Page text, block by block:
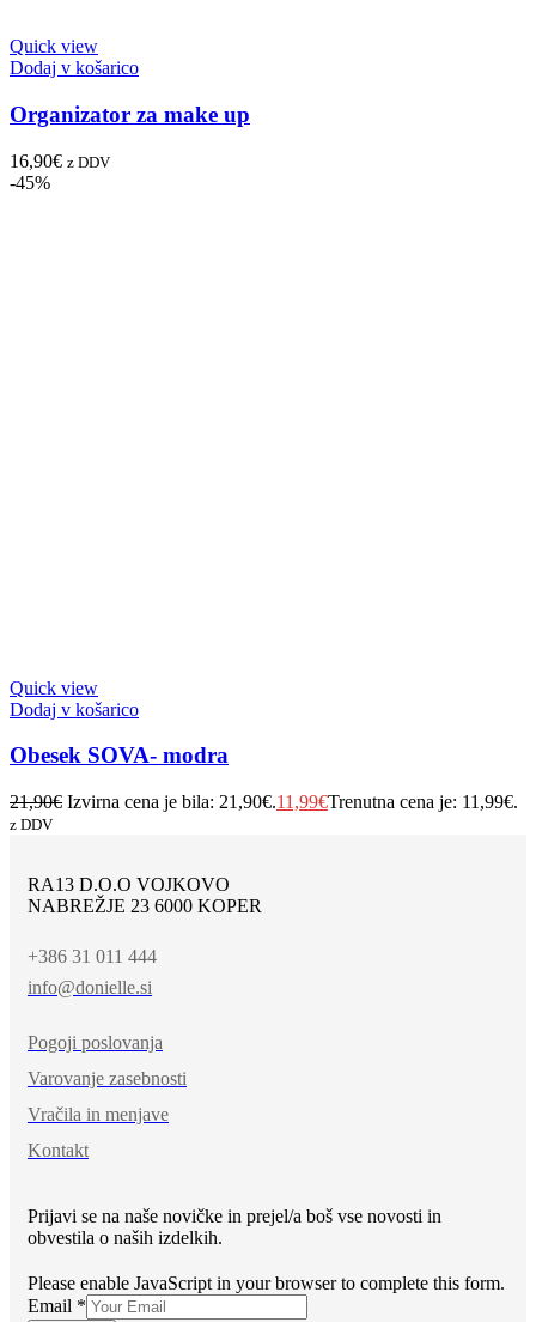
Quick view
Dodaj v košarico
Organizator za make up
16,90€ z DDV
-45%
Quick view
Dodaj v košarico
Obesek SOVA- modra
21,90€ Izvirna cena je bila: 21,90€.11,99€Trenutna cena je: 11,99€.
z DDV
RA13 D.O.O VOJKOVO
NABREŽJE 23 6000 KOPER
+386 31 011 444
info@donielle.si
Pogoji poslovanja
Varovanje zasebnosti
Vračila in menjave
Kontakt
Prijavi se na naše novičke in prejel/a boš vse novosti in
obvestila o naših izdelkih.
Please enable JavaScript in your browser to complete this form.
Email *